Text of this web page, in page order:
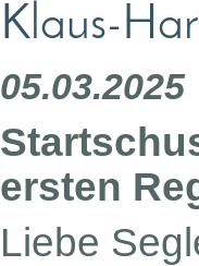
Klaus-
05.03.2025
ersten
Liebe